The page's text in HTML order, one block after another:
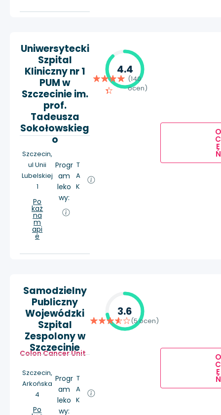
Uniwersytecki
Szpital
Kliniczny nr 1
PUM w
Szczecinie im.
prof.
Tadeusza
Sokołowskieg
o
Szczecin,
ul Unii
Lubelskiej
1
Po
każ
na
m
api
e
Progr
am
leko
wy:
T
A
K
4.4
(140
ocen)
O
C
E
Ń
Samodzielny
Publiczny
Wojewódzki
Szpital
Zespolony w
Szczecinie
Colon Cancer Unit
Szczecin,
Arkońska
4
Po
Progr
am
leko
wy:
T
A
K
3.6
(5 ocen)
O
C
E
Ń